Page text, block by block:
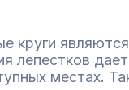
круги
лепестков
местах.